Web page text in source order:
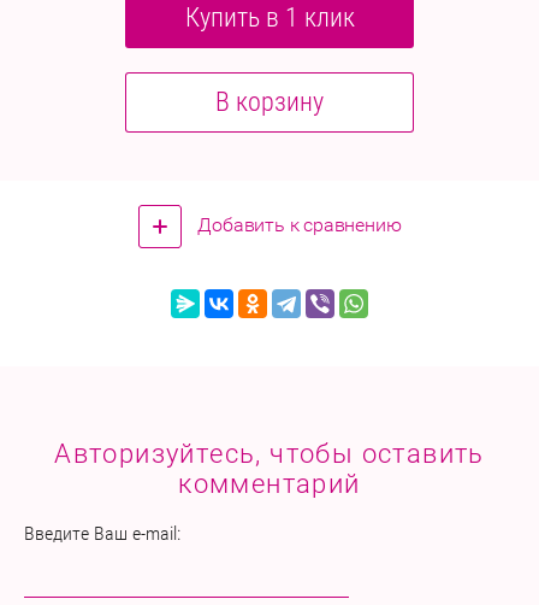
Купить в 1 клик
В корзину
Добавить к сравнению
Авторизуйтесь, чтобы оставить
комментарий
Введите Ваш e-mail: